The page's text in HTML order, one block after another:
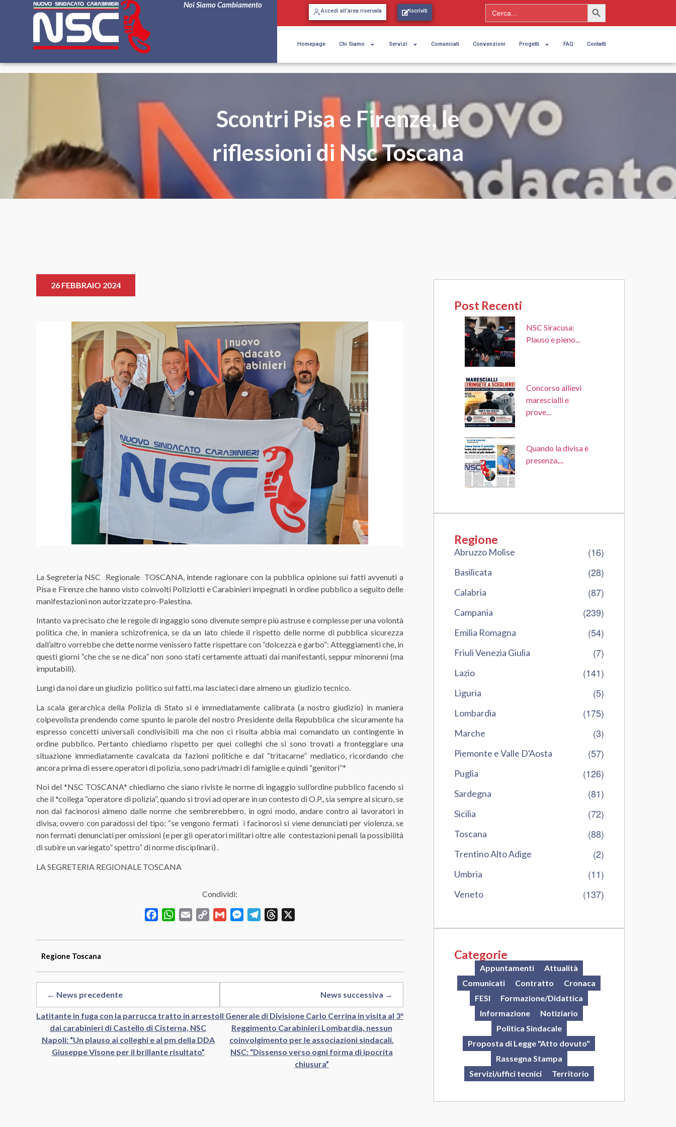
Noi Siamo Cambiamento
Accedi all'area riservata Iscriviti Search
for:
Search Button
Homepage Chi Siamo Servizi Comunicati Convenzioni Progetti FAQ Contatti
Scontri Pisa e Firenze, le
riflessioni di Nsc Toscana
26 FEBBRAIO 2024
La Segreteria NSC Regionale TOSCANA, intende ragionare con la pubblica opinione sui fatti avvenuti a
Pisa e Firenze che hanno visto coinvolti Poliziotti e Carabinieri impegnati in ordine pubblico a seguito delle
manifestazioni non autorizzate pro-Palestina.
Intanto va precisato che le regole di ingaggio sono divenute sempre più astruse e complesse per una volontà
politica che, in maniera schizofrenica, se da un lato chiede il rispetto delle norme di pubblica sicurezza
dall’altro vorrebbe che dette norme venissero fatte rispettare con “dolcezza e garbo”: Atteggiamenti che, in
questi giorni “che che se ne dica” non sono stati certamente attuati dai manifestanti, seppur minorenni (ma
imputabili).
Lungi da noi dare un giudizio politico sui fatti, ma lasciateci dare almeno un giudizio tecnico.
La scala gerarchica della Polizia di Stato si è immediatamente calibrata (a nostro giudizio) in maniera
colpevolista prendendo come spunto le parole del nostro Presidente della Repubblica che sicuramente ha
espresso concetti universali condivisibili ma che non ci risulta abbia mai comandato un contingente in
ordine pubblico. Pertanto chiediamo rispetto per quei colleghi che si sono trovati a fronteggiare una
situazione immediatamente cavalcata da fazioni politiche e dal “tritacarne” mediatico, ricordando che
ancora prima di essere operatori di polizia, sono padri/madri di famiglie e quindi “genitori”*
Noi del *NSC TOSCANA* chiediamo che siano riviste le norme di ingaggio sull’ordine pubblico facendo sì
che il *collega “operatore di polizia”, quando si trovi ad operare in un contesto di O.P., sia sempre al sicuro, se
non dai facinorosi almeno dalle norme che sembrerebbero, in ogni modo, andare contro ai lavoratori in
divisa, ovvero con paradossi del tipo: “se vengono fermati i facinorosi si viene denunciati per violenza, se
non fermati denunciati per omissioni (e per gli operatori militari oltre alle contestazioni penali la possibilità
di subire un variegato” spettro” di norme disciplinari) .
LA SEGRETERIA REGIONALE TOSCANA
Condividi:
FacebookWhatsApp
Email
Copy
Gmail MessengerTelegramThreads
Regione Toscana
← News precedente
Latitante in fuga con la parrucca tratto in arresto
dai carabinieri di Castello di Cisterna, NSC
Napoli: “Un plauso ai colleghi e al pm della DDA
Giuseppe Visone per il brillante risultato”
News successiva →
Il Generale di Divisione Carlo Cerrina in visita al 3°
Reggimento Carabinieri Lombardia, nessun
coinvolgimento per le associazioni sindacali.
NSC: “Dissenso verso ogni forma di ipocrita
chiusura”
Post Recenti
NSC Siracusa:
Plauso e pieno...
Concorso allievi
marescialli e
prove...
Quando la divisa è
presenza,...
Regione
Abruzzo Molise (16)
Basilicata (28)
Calabria (87)
Campania (239)
Emilia Romagna (54)
Friuli Venezia Giulia (7)
Lazio (141)
Liguria (5)
Lombardia (175)
Marche (3)
Piemonte e Valle D'Aosta (57)
Puglia (126)
Sardegna (81)
Sicilia (72)
Toscana (88)
Trentino Alto Adige (2)
Umbria (11)
Veneto (137)
Categorie
Appuntamenti
Attualità
Comunicati
Contratto
Cronaca
FESI
Formazione/Didattica
Informazione
Notiziario
Politica Sindacale
Proposta di Legge "Atto dovuto"
Rassegna Stampa
Servizi/uffici tecnici
Territorio